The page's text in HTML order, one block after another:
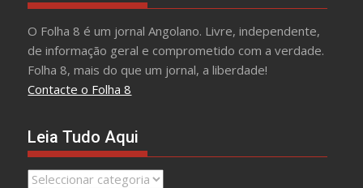
O Folha 8 é um jornal Angolano. Livre, independente,
de informação geral e comprometido com a verdade.
Folha 8, mais do que um jornal, a liberdade!
Contacte o Folha 8
Leia Tudo Aqui
Leia